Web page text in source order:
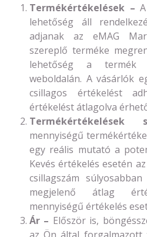
Termékértékelések –
lehetőség áll
adjanak az eMAG
szereplő terméke
lehetőség a termék
weboldalán. A vásárlók
csillagos értékelést
értékelést átlagolva
mennyiségű
egy reális mutató a
Kevés értékelés esetén
csillagszám
megjelenő átlag
mennyiségű értékelés
Ár – Először is,